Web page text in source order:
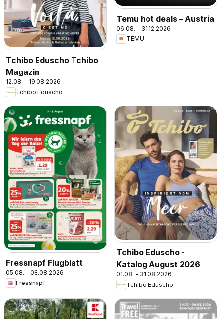
Tchibo Eduscho Tchibo
Magazin
12.08. - 19.08.2026
Tchibo Eduscho
Temu hot deals – Austria
06.08. - 31.12.2026
TEMU
Fressnapf Flugblatt
05.08. - 08.08.2026
Fressnapf
Tchibo Eduscho -
Katalog August 2026
01.08. - 31.08.2026
Tchibo Eduscho